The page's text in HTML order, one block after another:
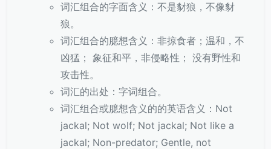
词汇组合的字面含义：不是豺狼，不像豺
狼。
词汇组合的臆想含义：非掠食者；温和，不
凶猛； 象征和平，非侵略性； 没有野性和
攻击性。
词汇的出处：字词组合。
词汇组合或臆想含义的的英语含义：Not
jackal; Not wolf; Not jackal; Not like a
jackal; Non-predator; Gentle, not